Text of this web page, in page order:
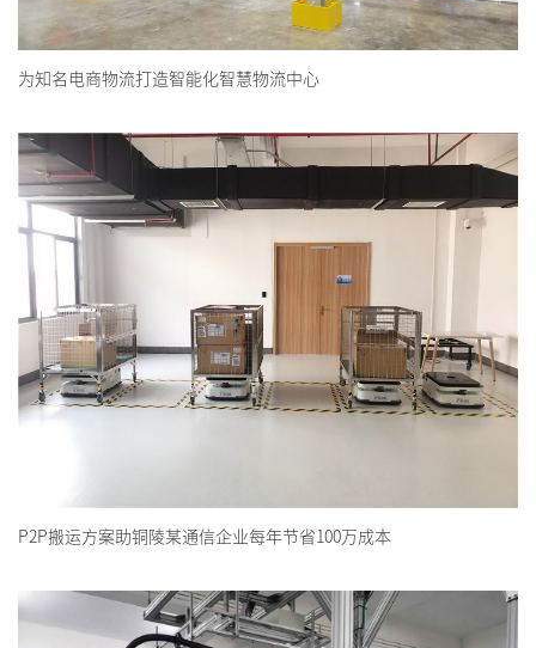
为知名电商物流打造智能化智慧物流中心
P2P搬运方案助铜陵某通信企业每年节省100万成本